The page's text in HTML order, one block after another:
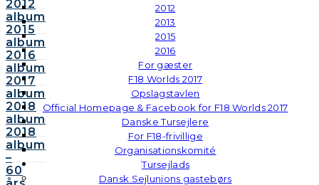
2012
2013
2015
2016
For gæster
F18 Worlds 2017
Opslagstavlen
Official Homepage & Facebook for F18 Worlds 2017
Danske Tursejlere
For F18-frivillige
Organisationskomité
Tursejlads
Dansk Sejlunions gastebørs
2012
album
2015
album
2016
album
2017
album
2018
album
2018
album
–
60